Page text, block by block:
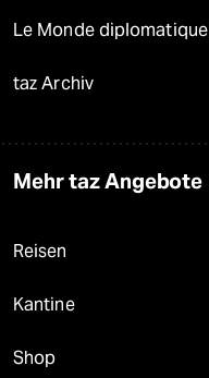
Le Monde diplomatique
taz Archiv
Mehr taz Angebote
Reisen
Kantine
Shop